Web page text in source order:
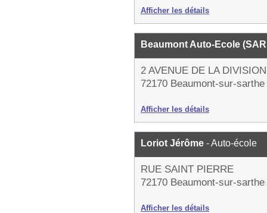
Afficher les détails
Beaumont Auto-Ecole
2 AVENUE DE LA
72170 Beaumont-sur-sarthe
Afficher les détails
Loriot Jérôme - Auto-école
RUE SAINT PIERRE
72170 Beaumont-sur-sarthe
Afficher les détails